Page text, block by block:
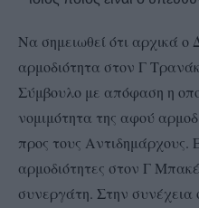
Να σημειωθεί ότι αρχικά ο
αρμοδιότητα στον Γ
Σύμβουλο με απόφαση η
νομιμότητα της αφού
προς τους Αντιδημάρχους.
αρμοδιότητες στον Γ
συνεργάτη. Στην